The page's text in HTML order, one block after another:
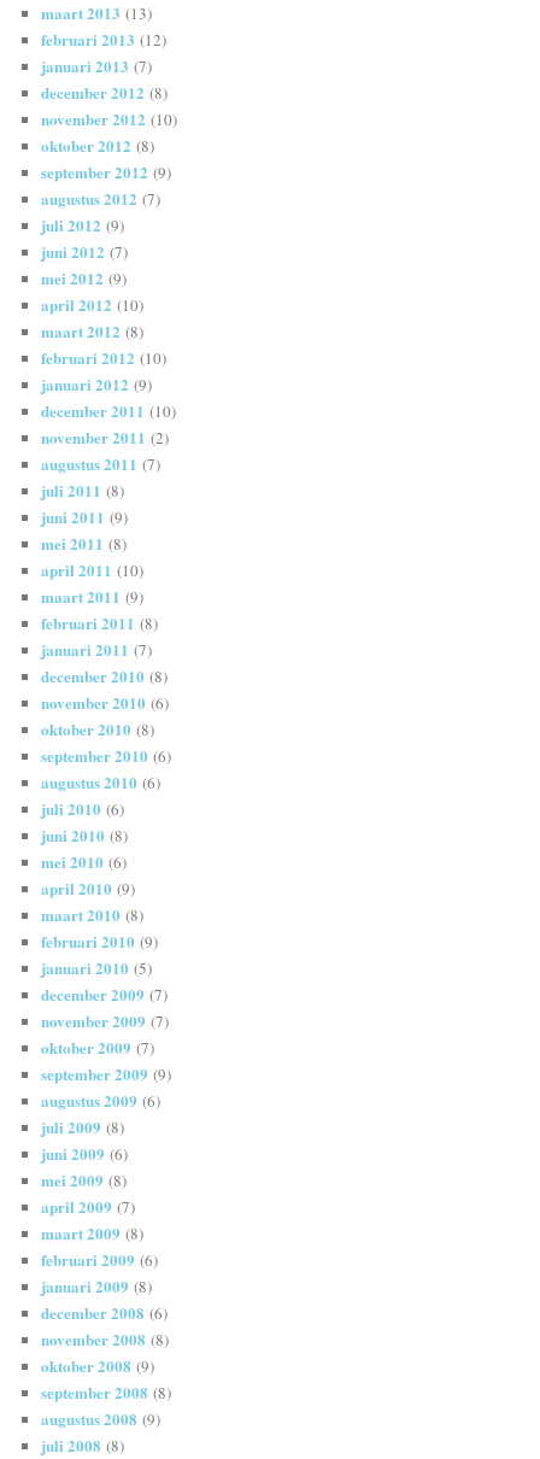
maart 2013 (13)
februari 2013 (12)
januari 2013 (7)
december 2012 (8)
november 2012 (10)
oktober 2012 (8)
september 2012 (9)
augustus 2012 (7)
juli 2012 (9)
juni 2012 (7)
mei 2012 (9)
april 2012 (10)
maart 2012 (8)
februari 2012 (10)
januari 2012 (9)
december 2011 (10)
november 2011 (2)
augustus 2011 (7)
juli 2011 (8)
juni 2011 (9)
mei 2011 (8)
april 2011 (10)
maart 2011 (9)
februari 2011 (8)
januari 2011 (7)
december 2010 (8)
november 2010 (6)
oktober 2010 (8)
september 2010 (6)
augustus 2010 (6)
juli 2010 (6)
juni 2010 (8)
mei 2010 (6)
april 2010 (9)
maart 2010 (8)
februari 2010 (9)
januari 2010 (5)
december 2009 (7)
november 2009 (7)
oktober 2009 (7)
september 2009 (9)
augustus 2009 (6)
juli 2009 (8)
juni 2009 (6)
mei 2009 (8)
april 2009 (7)
maart 2009 (8)
februari 2009 (6)
januari 2009 (8)
december 2008 (6)
november 2008 (8)
oktober 2008 (9)
september 2008 (8)
augustus 2008 (9)
juli 2008 (8)